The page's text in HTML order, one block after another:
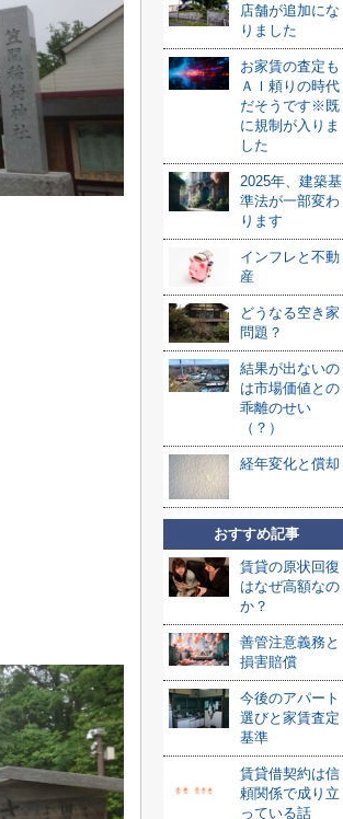
店舗が追加にな
りました
お家賃の査定も
ＡＩ頼りの時代
だそうです※既
に規制が入りま
した
2025年、建築基
準法が一部変わ
ります
インフレと不動
産
どうなる空き家
問題？
結果が出ないの
は市場価値との
乖離のせい
（？）
経年変化と償却
おすすめ記事
賃貸の原状回復
はなぜ高額なの
か？
善管注意義務と
損害賠償
今後のアパート
選びと家賃査定
基準
賃貸借契約は信
頼関係で成り立
っている話